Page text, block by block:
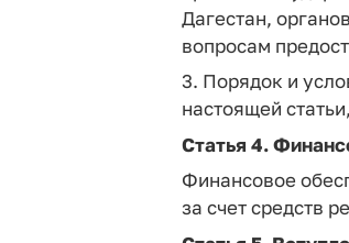
Дагестан,
вопросам
3. Порядок и
настоящей
Статья 4.
Финансовое
за счет средств